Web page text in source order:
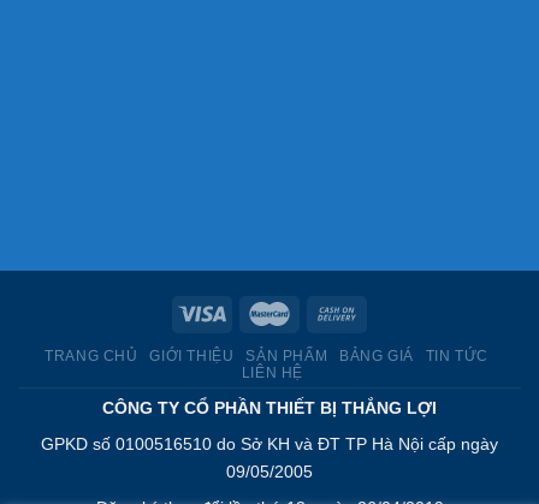
TRANG CHỦ GIỚI THIỆU SẢN PHẨM BẢNG GIÁ
TIN TỨC
LIÊN HỆ
CÔNG TY CỔ PHẦN THIẾT BỊ THẮNG LỢI
GPKD số 0100516510 do Sở KH và ĐT TP Hà Nội cấp ngày
09/05/2005